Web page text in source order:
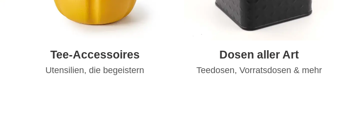
Tee-Accessoires
Utensilien, die begeistern
Dosen aller Art
Teedosen, Vorratsdosen & mehr